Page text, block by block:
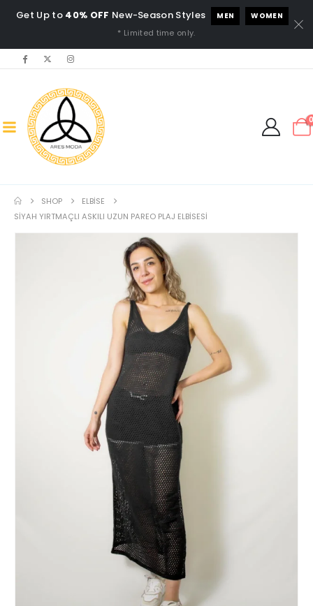
Get Up to 40% OFF New-Season Styles MEN WOMEN
* Limited time only.
SHOP
ELBISE
SIYAH YIRTMAÇLI ASKILI UZUN PAREO PLAJ ELBISESI